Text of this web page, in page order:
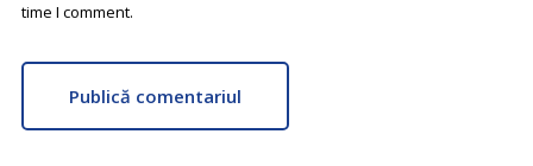
time I comment.
Publică comentariul